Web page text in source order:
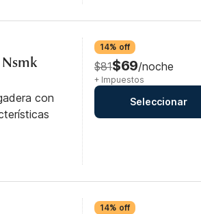
con
14% off
$81$69/noche
+ Impuestos
Seleccionar
14% off